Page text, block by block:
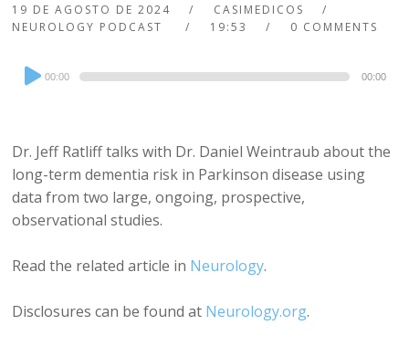
19 DE AGOSTO DE 2024
CASIMEDICOS
NEUROLOGY PODCAST
19:53 0 COMMENTS
Audio
Player
00:00 00:00
Dr. Jeff Ratliff talks with Dr. Daniel Weintraub about the
long-term dementia risk in Parkinson disease using
data from two large, ongoing, prospective,
observational studies.
Read the related article in Neurology.
Disclosures can be found at Neurology.org.